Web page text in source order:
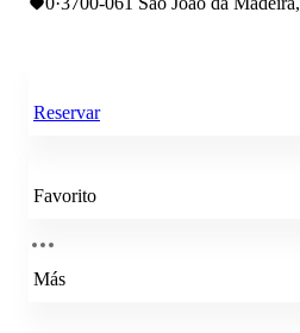
Reservar
Favorito
Más